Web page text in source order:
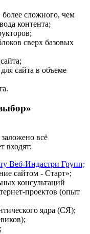
сложного, чем
контента;
сверх базовых
сайта в объеме
всё
входят:
Веб-Индастри Групп;
сайтом - Старт»;
консультаций
проектов (опыт
ядра (СЯ);